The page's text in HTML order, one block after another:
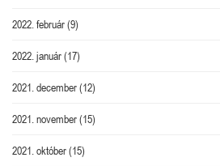
2022. február(9)
2022. január(17)
2021. december(12)
2021. november(15)
2021. október(15)